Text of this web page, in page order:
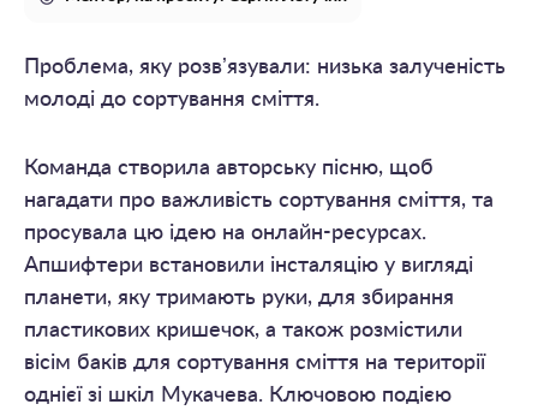
Проблема, яку розвʼязували: низька залученість
молоді до сортування сміття.
Команда створила авторську пісню, щоб
нагадати про важливість сортування сміття, та
просувала цю ідею на онлайн-ресурсах.
Апшифтери встановили інсталяцію у вигляді
планети, яку тримають руки, для збирання
пластикових кришечок, а також розмістили
вісім баків для сортування сміття на території
однієї зі шкіл Мукачева. Ключовою подією